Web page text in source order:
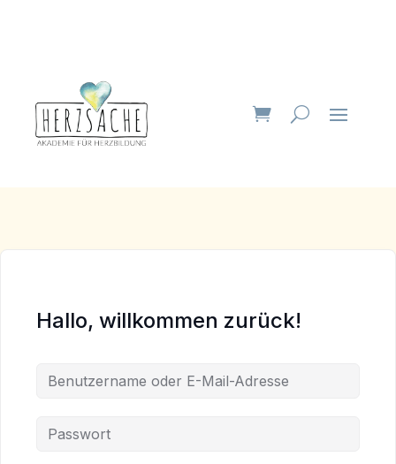
Hallo, willkommen zurück!